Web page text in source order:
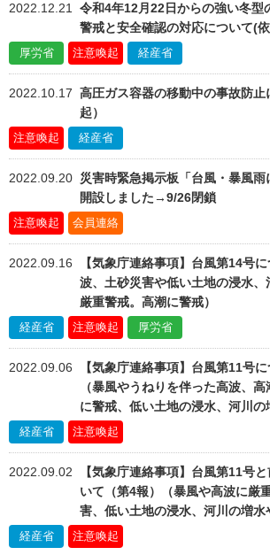
地域本部のページ
統計資料
利用規約
プライバシーポリシー
特定商取引法に基づく表記
2022.12.21
令和4年12月22日からの強い冬型
警戒と安全確認の対応について(
厚労省 注意喚起 経産省
2022.10.17 高圧ガス容器の移動中の事故防止
起）
注意喚起 経産省
2022.09.20 災害時緊急掲示板「台風・暴風
開設しました→9/26閉鎖
注意喚起 会員連絡
2022.09.16
【気象庁連絡事項】台風第14号
波、土砂災害や低い土地の浸水、
厳重警戒。高潮に警戒）
経産省 注意喚起 厚労省
2022.09.06
【気象庁連絡事項】台風第11号に
（暴風やうねりを伴った高波、
に警戒、低い土地の浸水、河川
経産省 注意喚起
2022.09.02
【気象庁連絡事項】台風第11号
いて（第4報）（暴風や高波に厳
害、低い土地の浸水、河川の増
経産省 注意喚起